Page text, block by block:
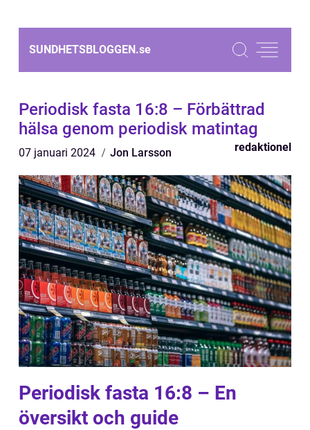
SUNDHETSBLOGGEN.se
Periodisk fasta 16:8 – Förbättrad
hälsa genom periodisk matintag
07 januari 2024 Jon Larsson redaktionel
Periodisk fasta 16:8 – En
översikt och guide